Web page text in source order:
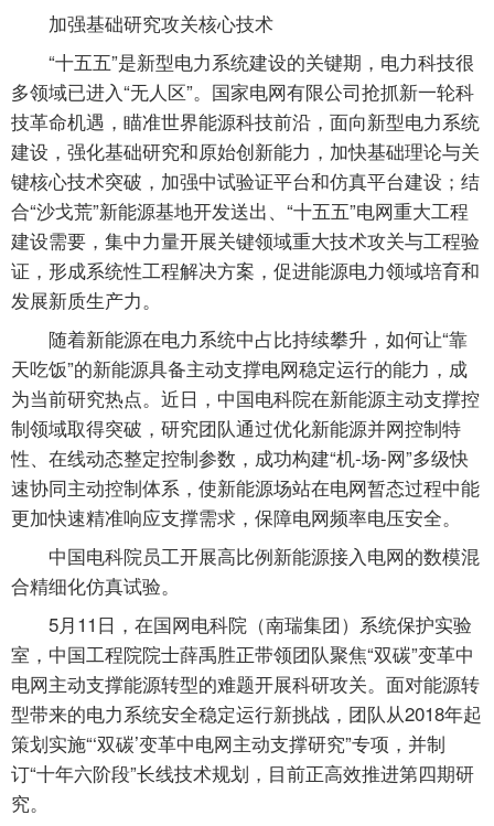
加强基础研究攻关核心技术
“十五五”是新型电力系统建设的关键期，电力科技很
多领域已进入“无人区”。国家电网有限公司抢抓新一轮科
技革命机遇，瞄准世界能源科技前沿，面向新型电力系统
建设，强化基础研究和原始创新能力，加快基础理论与关
键核心技术突破，加强中试验证平台和仿真平台建设；结
合“沙戈荒”新能源基地开发送出、“十五五”电网重大工程
建设需要，集中力量开展关键领域重大技术攻关与工程验
证，形成系统性工程解决方案，促进能源电力领域培育和
发展新质生产力。
随着新能源在电力系统中占比持续攀升，如何让“靠
天吃饭”的新能源具备主动支撑电网稳定运行的能力，成
为当前研究热点。近日，中国电科院在新能源主动支撑控
制领域取得突破，研究团队通过优化新能源并网控制特
性、在线动态整定控制参数，成功构建“机-场-网”多级快
速协同主动控制体系，使新能源场站在电网暂态过程中能
更加快速精准响应支撑需求，保障电网频率电压安全。
中国电科院员工开展高比例新能源接入电网的数模混
合精细化仿真试验。
5月11日，在国网电科院（南瑞集团）系统保护实验
室，中国工程院院士薛禹胜正带领团队聚焦“双碳”变革中
电网主动支撑能源转型的难题开展科研攻关。面对能源转
型带来的电力系统安全稳定运行新挑战，团队从2018年起
策划实施“‘双碳’变革中电网主动支撑研究”专项，并制
订“十年六阶段”长线技术规划，目前正高效推进第四期研
究。